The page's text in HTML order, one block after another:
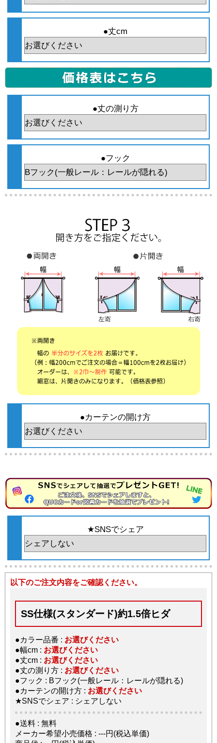
●丈cm
●丈の測り方
●フック
●カーテンの開け方
★SNSでシェア
以下のご注文内容をご確認ください。
SS仕様(スタンダード)約1.5倍ヒダ
●カラー品番 : お選びください
●幅cm : お選びください
●丈cm : お選びください
●丈の測り方 : お選びください
●フック : Bフック(一般レール：レールが隠れる)
●カーテンの開け方 : お選びください
★SNSでシェア : シェアしない
●送料 : 無料
メーカー希望小売価格 : ---円(税込単価)